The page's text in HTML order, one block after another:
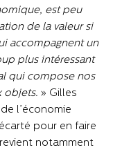
est peu
de la valeur si
accompagnent un
plus intéressant
qui compose nos
objets. » Gilles
l’économie
pour en faire
notamment